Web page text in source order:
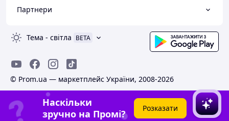
Партнери
Тема - світла BETA
© Prom.ua — маркетплейс України, 2008-2026
Наскільки
зручно на Промі?
Розказати